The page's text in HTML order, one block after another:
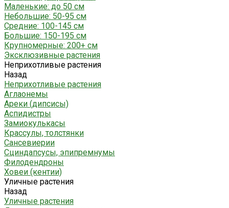
Маленькие: до 50 см
Небольшие: 50-95 см
Средние: 100-145 см
Большие: 150-195 см
Крупномерные: 200+ см
Эксклюзивные растения
Неприхотливые растения
Назад
Неприхотливые растения
Аглаонемы
Ареки (дипсисы)
Аспидистры
Замиокулькасы
Крассулы, толстянки
Сансевиерии
Сциндапсусы, эпипремнумы
Филодендроны
Ховеи (кентии)
Уличные растения
Назад
Уличные растения